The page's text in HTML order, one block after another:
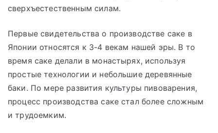
сверхъестественным силам.
Первые свидетельства о производстве саке в
Японии относятся к 3-4 векам нашей эры. В то
время саке делали в монастырях, используя
простые технологии и небольшие деревянные
баки. По мере развития культуры пивоварения,
процесс производства саке стал более сложным
и трудоемким.